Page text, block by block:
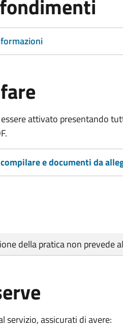
attivato presentando
e documenti da
della pratica non prevede
servizio, assicurati di avere: